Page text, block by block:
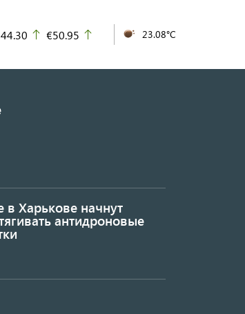
up
€50.95 23.08°C
в Харькове начнут
антидроновые